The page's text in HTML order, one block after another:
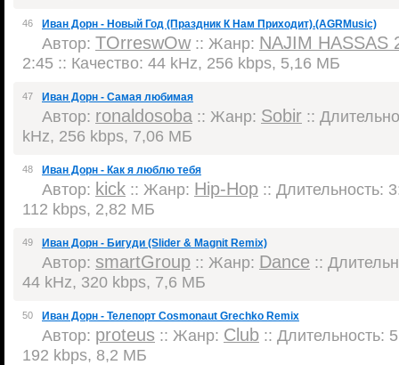
46 Иван Дорн - Новый Год (Праздник К Нам Приходит).(AGRMusic)
Автор: TOrreswOw:: Жанр: NAJIM HASSAS
2:45 :: Качество: 44 kHz, 256 kbps, 5,16 МБ
47 Иван Дорн - Самая любимая
Автор: ronaldosoba :: Жанр: Sobir ::
kHz, 256 kbps, 7,06 МБ
48 Иван Дорн - Как я люблю тебя
Автор: kick :: Жанр: Hip-Hop :: Длительность:
112 kbps, 2,82 МБ
49 Иван Дорн - Бигуди (Slider & Magnit Remix)
Автор: smartGroup :: Жанр: Dance ::
44 kHz, 320 kbps, 7,6 МБ
50 Иван Дорн - Телепорт Cosmonaut Grechko Remix
Автор: proteus :: Жанр: Club :: Длительность:
192 kbps, 8,2 МБ